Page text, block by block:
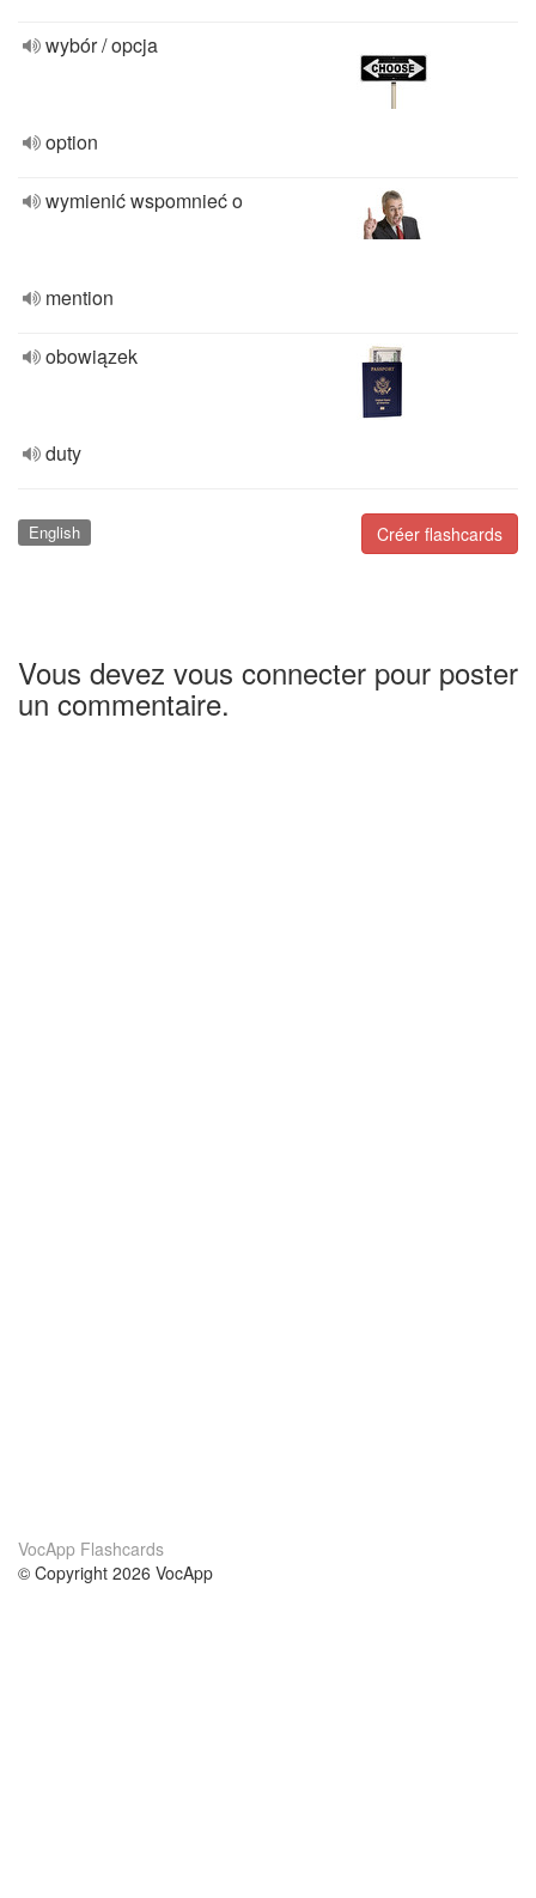
wybór / opcja
option
wymienić wspomnieć o
mention
obowiązek
duty
Créer flashcards
English
Vous devez vous connecter pour poster
un commentaire.
VocApp Flashcards
© Copyright 2026 VocApp